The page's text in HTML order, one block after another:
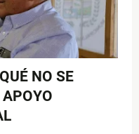
NO SE